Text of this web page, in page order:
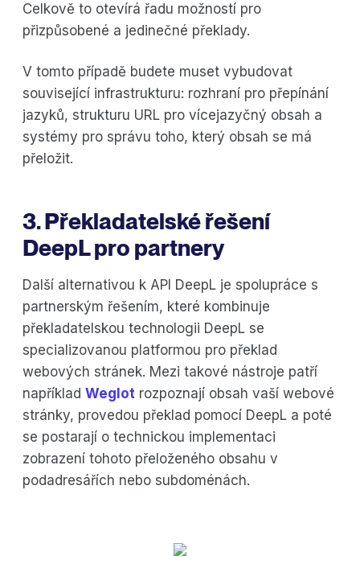
Celkově to otevírá řadu možností pro
přizpůsobené a jedinečné překlady.
V tomto případě budete muset vybudovat
související infrastrukturu: rozhraní pro přepínání
jazyků, strukturu URL pro vícejazyčný obsah a
systémy pro správu toho, který obsah se má
přeložit.
3. Překladatelské řešení
DeepL pro partnery
Další alternativou k API DeepL je spolupráce s
partnerským řešením, které kombinuje
překladatelskou technologii DeepL se
specializovanou platformou pro překlad
webových stránek. Mezi takové nástroje patří
například Weglot rozpoznají obsah vaší webové
stránky, provedou překlad pomocí DeepL a poté
se postarají o technickou implementaci
zobrazení tohoto přeloženého obsahu v
podadresářích nebo subdoménách.